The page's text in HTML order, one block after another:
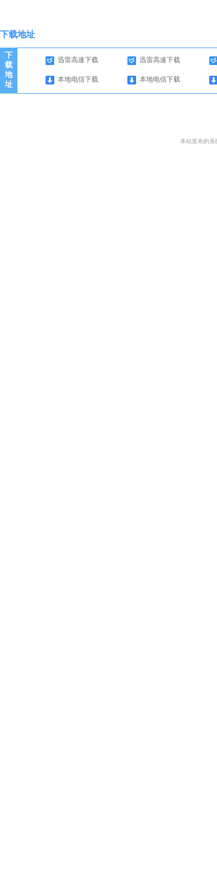
下载地址
下
载
地
址
迅雷高速下载 迅雷高速下载
本地电信下载 本地电信下载
本站发布的系